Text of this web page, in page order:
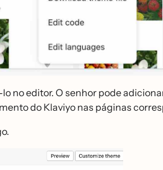
no editor. O senhor pode
do Klaviyo nas páginas